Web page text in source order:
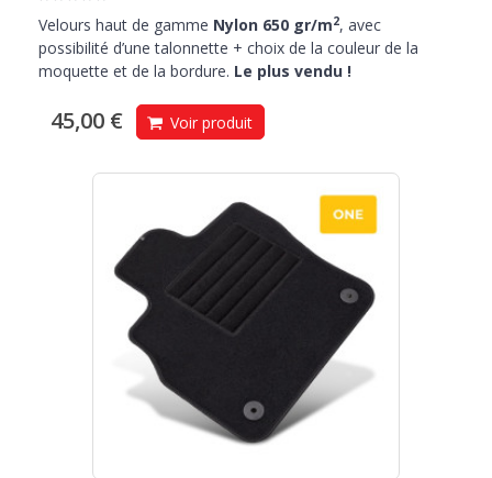
Velours haut de gamme Nylon 650 gr/m2, avec
possibilité d’une talonnette + choix de la couleur de la
moquette et de la bordure. Le plus vendu !
45,00 € Voir produit